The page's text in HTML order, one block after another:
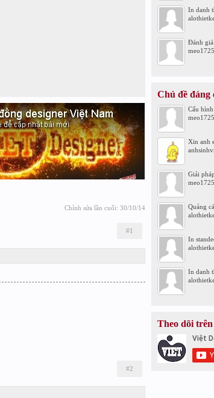
Chỉnh sửa lần cuối: 30/10/14
#1
#2
In danh
Đánh giá
meo1725
Chủ đề đáng
Cấu
meo1725
Xin anh
Giải
meo1725
Quảng
In
In danh
Theo dõi